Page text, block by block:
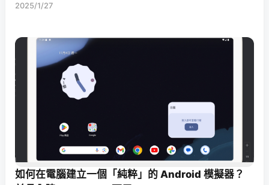
2025/1/27
如何在電腦建立一個「純粹」的 Android 模擬器？